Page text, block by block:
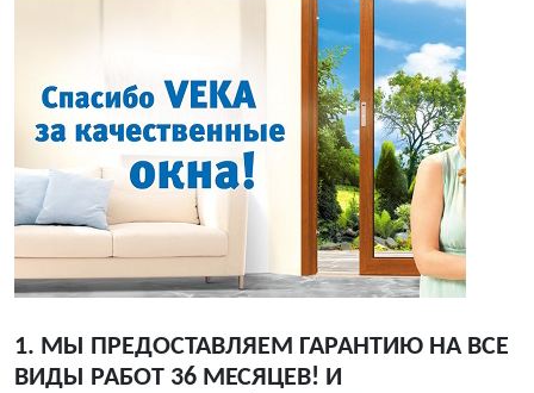
1. МЫ ПРЕДОСТАВЛЯЕМ ГАРАНТИЮ НА ВСЕ
ВИДЫ РАБОТ 36 МЕСЯЦЕВ! И